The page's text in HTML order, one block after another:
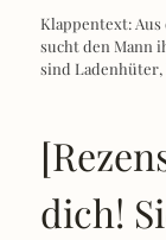
Klappentext:
sucht den Mann
sind Ladenhüter,
dich!